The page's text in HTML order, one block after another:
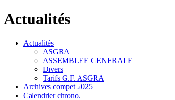
Actualités
Actualités
ASGRA
ASSEMBLEE GENERALE
Divers
Tarifs G.F. ASGRA
Archives compet 2025
Calendrier chrono.